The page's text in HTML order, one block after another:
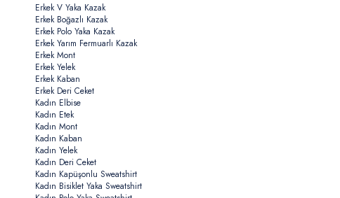
Erkek V Yaka Kazak
Erkek Boğazlı Kazak
Erkek Polo Yaka Kazak
Erkek Yarım Fermuarlı Kazak
Erkek Mont
Erkek Yelek
Erkek Kaban
Erkek Deri Ceket
Kadın Elbise
Kadın Etek
Kadın Mont
Kadın Kaban
Kadın Yelek
Kadın Deri Ceket
Kadın Kapüşonlu Sweatshirt
Kadın Bisiklet Yaka Sweatshirt